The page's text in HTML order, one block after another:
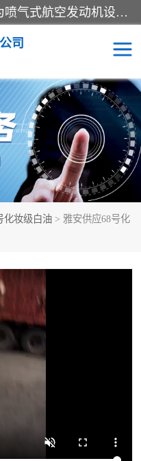
航空煤油（Jet Fuel）是专门为喷气式航空发动机设计的高纯度燃料，主要分为Jet A、Jet A-1和Jet B等类型。其特点是闪点高、低温流动性好，并添加了抗静电剂和抗氧化剂以确保飞行安全。航空煤油需
司
化妆级白油 > 雅安供应68号化
D20+D30溶剂油
D80+D100溶剂油
260号溶剂油
天然乳胶
46+68号化妆级白油